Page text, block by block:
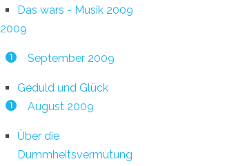
Das wars - Musik 2009
2009
1 September 2009
Geduld und Glück
1 August 2009
Über die
Dummheitsvermutung